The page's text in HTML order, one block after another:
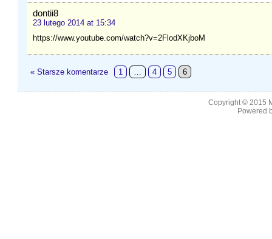
dontii8
23 lutego 2014 at 15:34
https://www.youtube.com/watch?v=2FlodXKjboM
« Starsze komentarze 1 … 4 5 6
Copyright © 2015
Powered